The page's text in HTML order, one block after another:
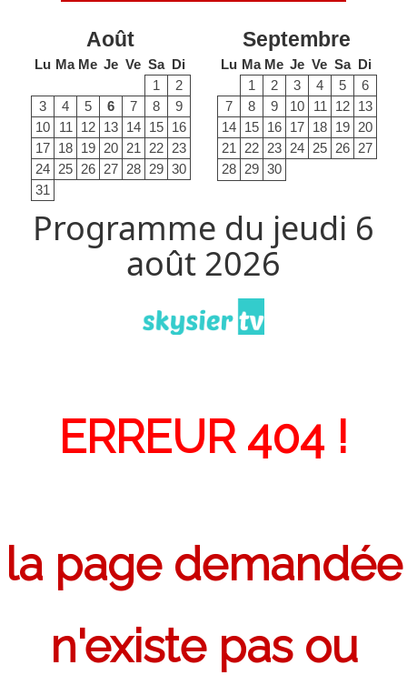
Août
Lu Ma Me Je Ve Sa Di
1
2
3
4 5 6 7 8
9
10
11 12 13 14 15 16
17 18 19 20 21 22 23
24 25 26 27 28 29 30
31
Septembre
Lu Ma Me Je Ve Sa Di
1
2 3 4 5
6
7
8 9 10 11 12 13
14 15 16 17 18 19 20
21
22 23 24 25 26 27
28 29 30
Programme du jeudi 6
août 2026